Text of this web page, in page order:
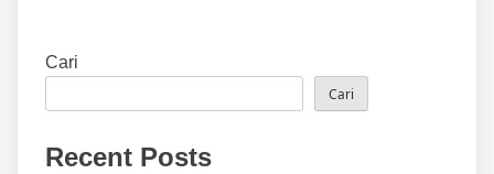
Cari
Cari
Recent Posts